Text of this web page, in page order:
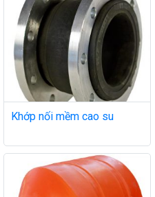
Khớp nối mềm cao su